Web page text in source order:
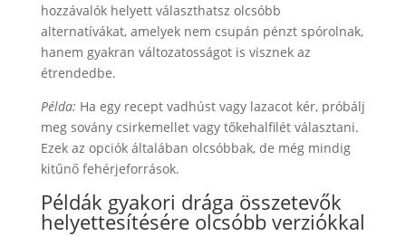
hozzávalók helyett választhatsz olcsóbb
alternatívákat, amelyek nem csupán pénzt spórolnak,
hanem gyakran változatosságot is visznek az
étrendedbe.
Példa: Ha egy recept vadhúst vagy lazacot kér, próbálj
meg sovány csirkemellet vagy tőkehalfilét választani.
Ezek az opciók általában olcsóbbak, de még mindig
kitűnő fehérjeforrások.
Példák gyakori drága összetevők
helyettesítésére olcsóbb verziókkal